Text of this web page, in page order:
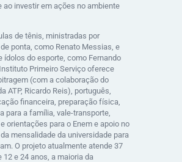
ao investir em ações no ambiente
de tênis, ministradas por
ponta, como Renato Messias, e
ídolos do esporte, como Fernando
Primeiro Serviço oferece
(com a colaboração do
ATP, Ricardo Reis), português,
financeira, preparação física,
para a família, vale-transporte,
orientações para o Enem e apoio no
mensalidade da universidade para
O projeto atualmente atende 37
12 e 24 anos, a maioria da